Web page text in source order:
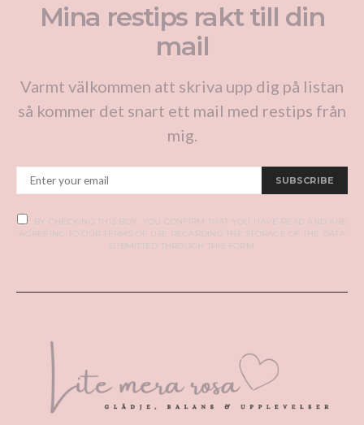
Mina restips rakt till din
mail
Varmt välkommen att skriva upp dig på listan
så kommer det snart ett mail med restips från
mig.
SUBSCRIBE
BY CHECKING THIS BOX, YOU CONFIRM THAT YOU HAVE READ AND ARE
AGREEING TO OUR TERMS OF USE REGARDING THE STORAGE OF THE DATA
SUBMITTED THROUGH THIS FORM.